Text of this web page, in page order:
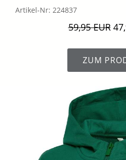
Artikel-Nr: 224837
59,95 EUR
ZUM